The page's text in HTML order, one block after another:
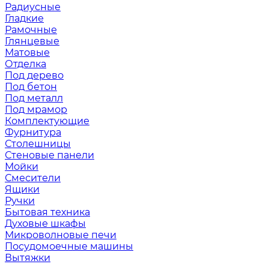
Радиусные
Гладкие
Рамочные
Глянцевые
Матовые
Отделка
Под дерево
Под бетон
Под металл
Под мрамор
Комплектующие
Фурнитура
Столешницы
Стеновые панели
Мойки
Смесители
Ящики
Ручки
Бытовая техника
Духовые шкафы
Микроволновые печи
Посудомоечные машины
Вытяжки